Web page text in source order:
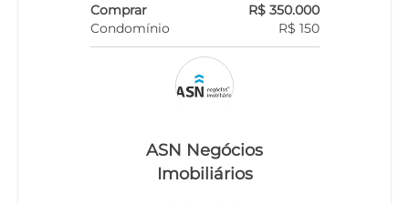
Comprar
R$ 350.000
Condomínio
R$ 150
ASN Negócios
Imobiliários